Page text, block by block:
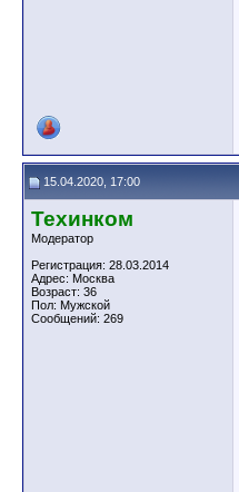
15.04.2020, 17:00
Техинком
Модератор
Регистрация: 28.03.2014
Адрес: Москва
Возраст: 36
Пол: Мужской
Сообщений: 269